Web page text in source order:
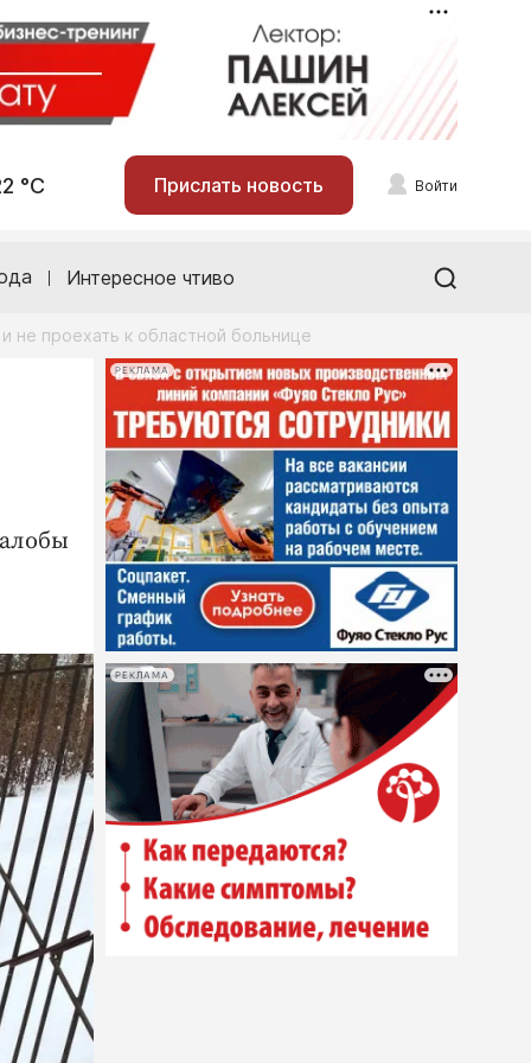
°С Прислать новость Войти
Интересное чтиво
не проехать к областной больнице
РЕКЛАМА
РЕКЛАМА